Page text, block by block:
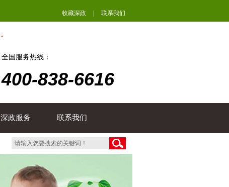
收藏深政 联系我们
全国服务热线：
400-838-6616
深政服务 联系我们